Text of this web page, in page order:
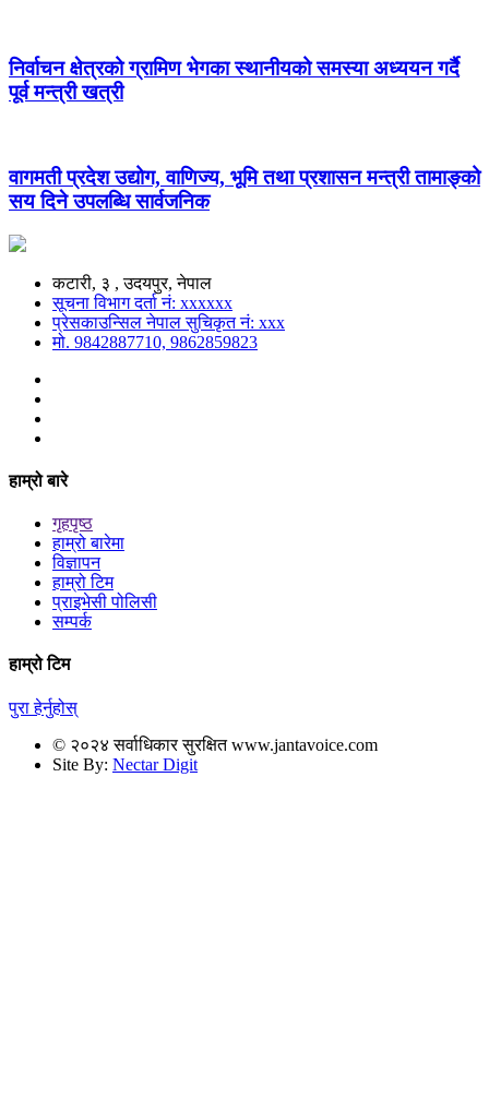
निर्वाचन क्षेत्रको ग्रामिण भेगका स्थानीयको समस्या अध्ययन गर्दै
पूर्व मन्त्री खत्री
वागमती प्रदेश उद्योग, वाणिज्य, भूमि तथा प्रशासन मन्त्री तामाङ्को
सय दिने उपलब्धि सार्वजनिक
कटारी, ३ , उदयपुर, नेपाल
सूचना विभाग दर्ता नं: xxxxxx
प्रेसकाउन्सिल नेपाल सुचिकृत नं: xxx
मो. 9842887710, 9862859823
हाम्रो बारे
गृहपृष्ठ
हाम्रो बारेमा
विज्ञापन
हाम्रो टिम
प्राइभेसी पोलिसी
सम्पर्क
हाम्रो टिम
पुरा हेर्नुहोस्
© २०२४ सर्वाधिकार सुरक्षित www.jantavoice.com
Site By: Nectar Digit